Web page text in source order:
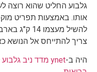
גלבוע החליט שהוא רוצה
אותו. באמצעות תפריט
להשיל
צריך להתייחס אל הנושא
היה ב-